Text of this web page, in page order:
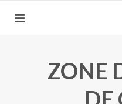
ZONE